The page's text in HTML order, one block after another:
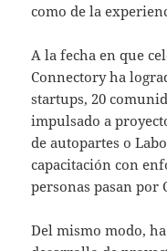
como de la
A la fecha en que
Connectory ha
startups, 20
impulsado a
de autopartes o
capacitación con
personas pasan por
Del mismo modo,